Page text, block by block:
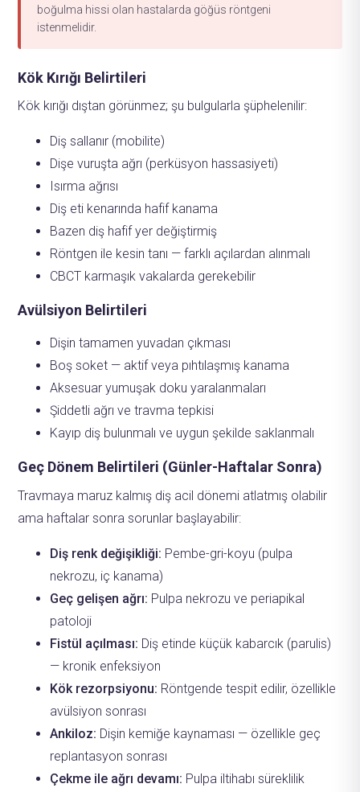
boğulma hissi olan hastalarda göğüs röntgeni
istenmelidir.
Kök Kırığı Belirtileri
Kök kırığı dıştan görünmez; şu bulgularla şüphelenilir:
Diş sallanır (mobilite)
Dişe vuruşta ağrı (perküsyon hassasiyeti)
Isırma ağrısı
Diş eti kenarında hafif kanama
Bazen diş hafif yer değiştirmiş
Röntgen ile kesin tanı — farklı açılardan alınmalı
CBCT karmaşık vakalarda gerekebilir
Avülsiyon Belirtileri
Dişin tamamen yuvadan çıkması
Boş soket — aktif veya pıhtılaşmış kanama
Aksesuar yumuşak doku yaralanmaları
Şiddetli ağrı ve travma tepkisi
Kayıp diş bulunmalı ve uygun şekilde saklanmalı
Geç Dönem Belirtileri (Günler-Haftalar Sonra)
Travmaya maruz kalmış diş acil dönemi atlatmış olabilir
ama haftalar sonra sorunlar başlayabilir:
Diş renk değişikliği: Pembe-gri-koyu (pulpa
nekrozu, iç kanama)
Geç gelişen ağrı: Pulpa nekrozu ve periapikal
patoloji
Fistül açılması: Diş etinde küçük kabarcık (parulis)
— kronik enfeksiyon
Kök rezorpsiyonu: Röntgende tespit edilir, özellikle
avülsiyon sonrası
Ankiloz: Dişin kemiğe kaynaması — özellikle geç
replantasyon sonrası
Çekme ile ağrı devamı: Pulpa iltihabı süreklilik